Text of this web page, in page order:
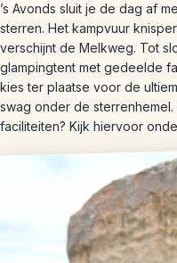
’s Avonds sluit je de dag af
sterren. Het kampvuur
verschijnt de Melkweg. Tot
glampingtent met gedeelde
kies ter plaatse voor de
swag onder de
faciliteiten? Kijk hiervoor